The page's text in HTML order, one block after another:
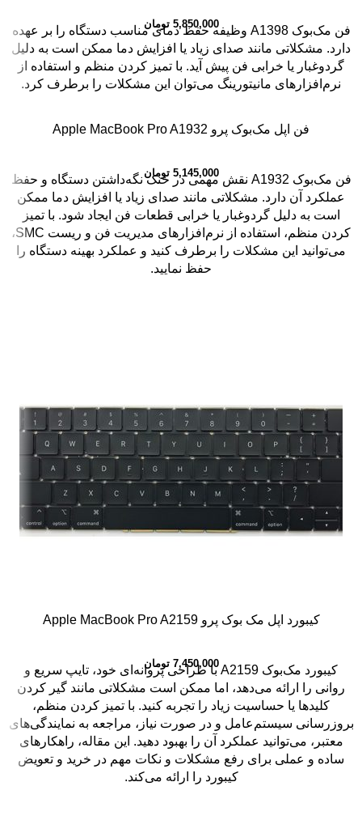
5,850,000 تومان
فن مک‌بوک A1398 وظیفه حفظ دمای مناسب دستگاه را بر عهده
دارد. مشکلاتی مانند صدای زیاد یا افزایش دما ممکن است به دلیل
گردوغبار یا خرابی فن پیش آید. با تمیز کردن منظم و استفاده از
نرم‌افزارهای مانیتورینگ می‌توان این مشکلات را برطرف کرد.
فن اپل مک‌بوک پرو Apple MacBook Pro A1932
5,145,000 تومان
فن مک‌بوک A1932 نقش مهمی در خنک نگه‌داشتن دستگاه و حفظ
عملکرد آن دارد. مشکلاتی مانند صدای زیاد یا افزایش دما ممکن
است به دلیل گردوغبار یا خرابی قطعات فن ایجاد شود. با تمیز
کردن منظم، استفاده از نرم‌افزارهای مدیریت فن و ریست SMC،
می‌توانید این مشکلات را برطرف کنید و عملکرد بهینه دستگاه را
حفظ نمایید.
کیبورد اپل مک بوک پرو Apple MacBook Pro A2159
7,450,000 تومان
کیبورد مک‌بوک A2159 با طراحی پروانه‌ای خود، تایپ سریع و
روانی را ارائه می‌دهد، اما ممکن است مشکلاتی مانند گیر کردن
کلیدها یا حساسیت زیاد را تجربه کنید. با تمیز کردن منظم،
بروزرسانی سیستم‌عامل و در صورت نیاز، مراجعه به نمایندگی‌های
معتبر، می‌توانید عملکرد آن را بهبود دهید. این مقاله، راهکارهای
ساده و عملی برای رفع مشکلات و نکات مهم در خرید و تعویض
کیبورد را ارائه می‌کند.